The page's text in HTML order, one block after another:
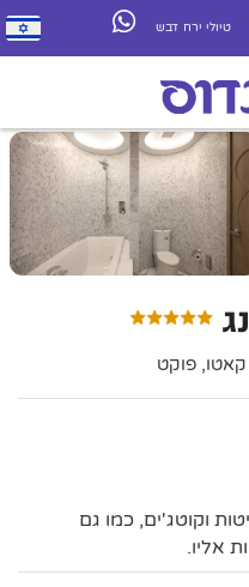
טיולי ירח דבש
וקוטג'ים, כמו גם
אליו.